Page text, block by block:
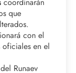
que
con el
oficiales en el
Runaev